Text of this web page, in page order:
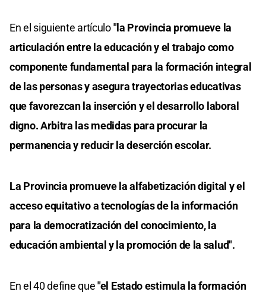
En el siguiente artículo"la Provincia promueve la
articulación entre la educación y el trabajo como
componente fundamental para la formación integral
de las personas y asegura trayectorias educativas
que favorezcan la inserción y el desarrollo laboral
digno. Arbitra las medidas para procurar la
permanencia y reducir la deserción escolar.
La Provincia promueve la alfabetización digital y el
acceso equitativo a tecnologías de la información
para la democratización del conocimiento, la
educación ambiental y la promoción de la salud".
En el 40 define que"el Estado estimula la formación